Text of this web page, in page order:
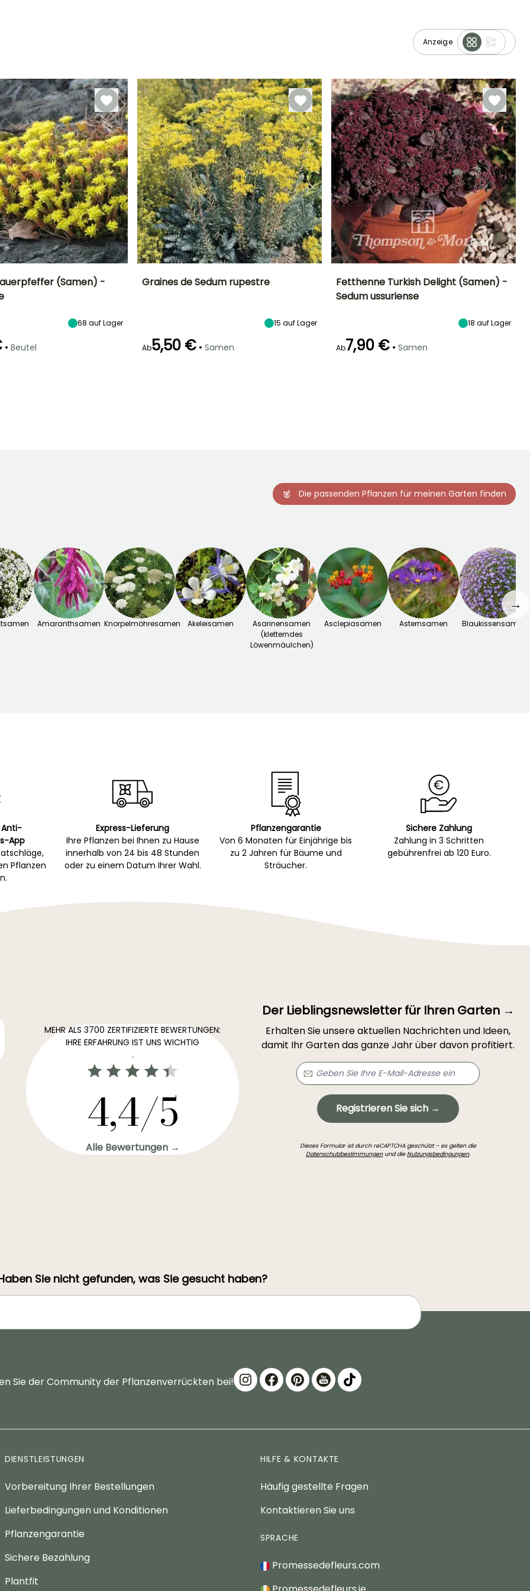
Anzeige
(Samen) -
68 auf Lager
• Beutel
Graines de Sedum rupestre
15 auf Lager
Ab5,50 € • Samen
Fetthenne Turkish Delight (Samen) -
Sedum ussuriense
18 auf Lager
Ab7,90 € • Samen
Die passenden Pflanzen für meinen Garten finden
Amaranthsamen Knorpelmöhresamen Akeleisamen
Asarinensamen
(kletterndes
Löwenmäulchen)
Asclepiasamen Asternsamen Blaukissensamen
→
Anti-
App
Pflanzen
Express-Lieferung
Ihre Pflanzen bei Ihnen zu Hause
innerhalb von 24 bis 48 Stunden
oder zu einem Datum Ihrer Wahl.
Pflanzengarantie
Von 6 Monaten für Einjährige bis
zu 2 Jahren für Bäume und
Sträucher.
Sichere Zahlung
Zahlung in 3 Schritten
gebührenfrei ab 120 Euro.
MEHR ALS 3700 ZERTIFIZIERTE BEWERTUNGEN:
IHRE ERFAHRUNG IST UNS WICHTIG
.
4,4/5
Alle Bewertungen →
Der Lieblingsnewsletter für Ihren Garten →
Erhalten Sie unsere aktuellen Nachrichten und Ideen,
damit Ihr Garten das ganze Jahr über davon profitiert.
Registrieren Sie sich →
Dieses Formular ist durch reCAPTCHA geschützt – es gelten die
Datenschutzbestimmungenund dieNutzungsbedingungen.
Sie nicht gefunden, was Sie gesucht haben?
Sie der Community der Pflanzenverrückten bei!
DIENSTLEISTUNGEN
Vorbereitung Ihrer Bestellungen
Lieferbedingungen und Konditionen
Pflanzengarantie
Sichere Bezahlung
Plantfit
HILFE & KONTAKTE
Häufig gestellte Fragen
Kontaktieren Sie uns
SPRACHE
Promessedefleurs.com